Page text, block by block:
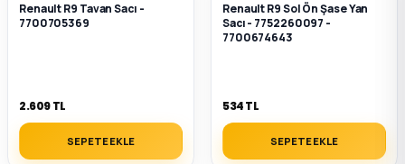
Parça
Renault R9 Tavan Sacı -
7700705369
2.609 TL
SEPETE EKLE
Renault R9 Sol Ön Şase Yan
Sacı - 7752260097 -
7700674643
534 TL
SEPETE EKLE